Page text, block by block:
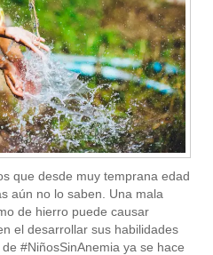
que desde muy temprana edad
aún no lo saben. Una mala
de hierro puede causar
el desarrollar sus habilidades
#NiñosSinAnemia ya se hace